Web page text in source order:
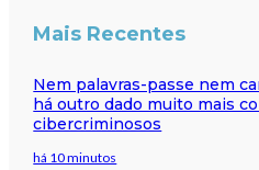
Mais Recentes
Nem palavras-passe nem
há outro dado muito mais
cibercriminosos
há 10 minutos